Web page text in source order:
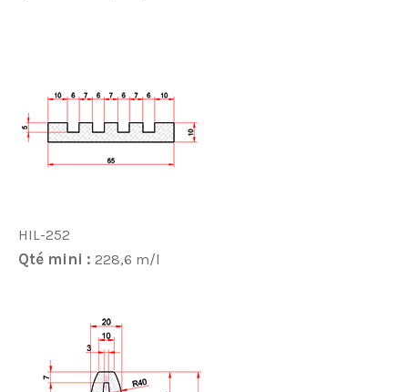
HIL-252
Qté mini : 228,6 m/l